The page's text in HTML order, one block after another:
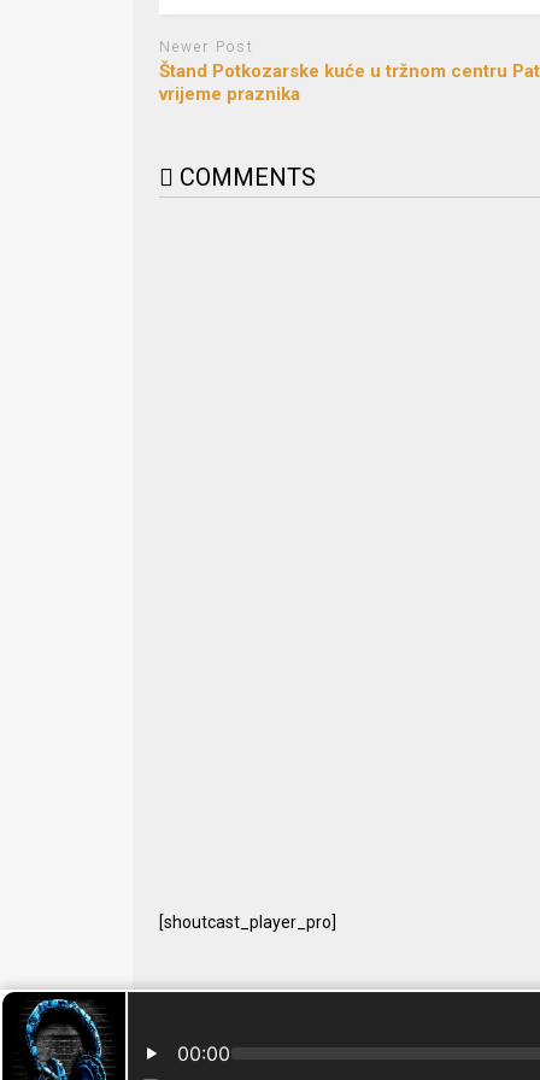
Newer Post
Štand Potkozarske kuće u tržnom centru
vrijeme praznika
COMMENTS
[shoutcast_player_pro]